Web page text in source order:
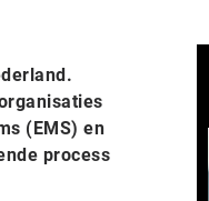
(EMS) en
process